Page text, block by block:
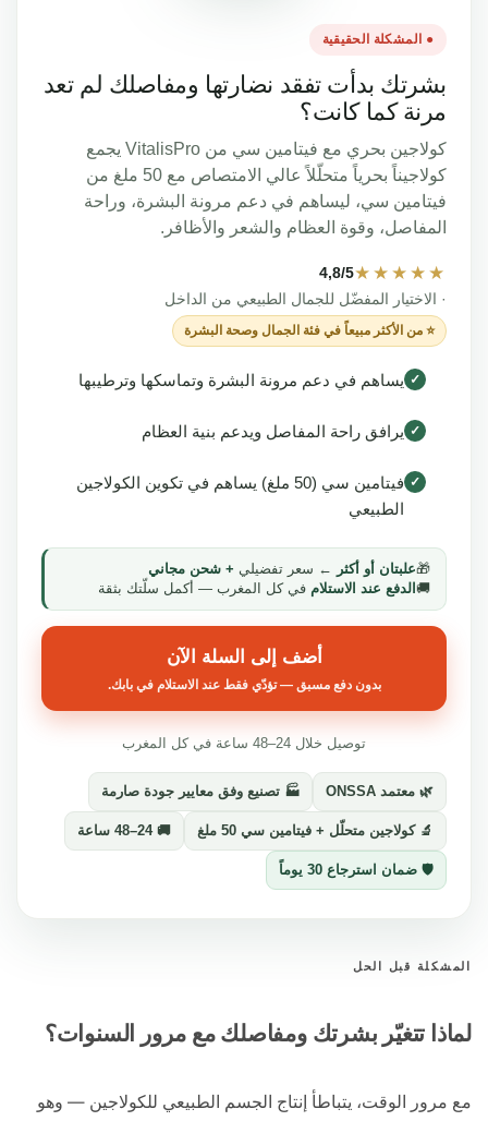
● المشكلة الحقيقية
بدأت تفقد نضارتها ومفاصلك لم تعد
كما كانت؟
كولاجين بحري مع فيتامين سي من VitalisPro يجمع
كولاجيناً بحرياً متحلّلاً عالي الامتصاص مع 50 ملغ من
سي، ليساهم في دعم مرونة البشرة، وراحة
وقوة العظام والشعر والأظافر.
4,8/5
المفضّل للجمال الطبيعي من الداخل
⭐ من الأكثر مبيعاً في فئة الجمال وصحة البشرة
يساهم في دعم مرونة البشرة وتماسكها وترطيبها
يرافق راحة المفاصل ويدعم بنية العظام
فيتامين سي (50 ملغ) يساهم في تكوين الكولاجين
الطبيعي
علبتان أو أكثر← سعر تفضيلي + شحن مجاني
الدفع عند الاستلام في كل المغرب — أكمل سلّتك بثقة
أضف إلى السلة الآن
بدون دفع مسبق — تؤدّي فقط عند الاستلام في بابك.
توصيل خلال 24–48 ساعة في كل المغرب
🌿 معتمد ONSSA 🏭 تصنيع وفق معايير جودة صارمة
🔬 كولاجين متحلّل + فيتامين سي 50 ملغ 🚚 24–48 ساعة
🛡️ ضمان استرجاع 30 يوماً
قبل الحل
تتغيّر بشرتك ومفاصلك مع مرور السنوات؟
الوقت، يتباطأ إنتاج الجسم الطبيعي للكولاجين — وهو